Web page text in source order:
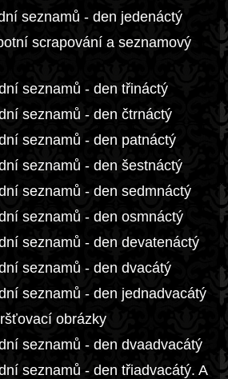
seznamů - den jedenáctý
scrapování a seznamový
seznamů - den třináctý
seznamů - den čtrnáctý
seznamů - den patnáctý
seznamů - den šestnáctý
seznamů - den sedmnáctý
seznamů - den osmnáctý
seznamů - den devatenáctý
seznamů - den dvacátý
seznamů - den jednadvacátý
obrázky
seznamů - den dvaadvacátý
seznamů - den třiadvacátý. A